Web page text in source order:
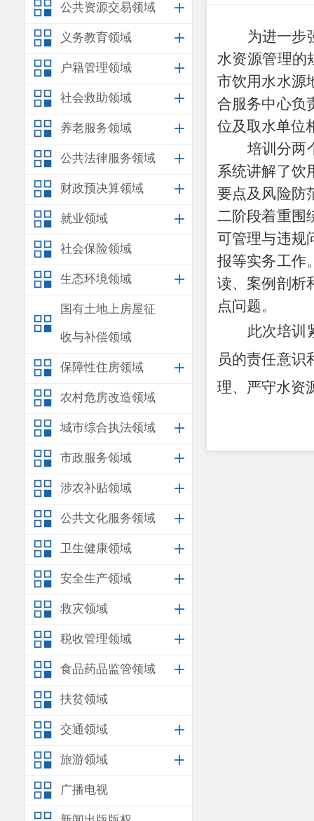
公共资源交易领域
义务教育领域
户籍管理领域
社会救助领域
养老服务领域
公共法律服务领域
财政预决算领域
就业领域
社会保险领域
生态环境领域
国有土地上房屋征
收与补偿领域
保障性住房领域
农村危房改造领域
城市综合执法领域
市政服务领域
涉农补贴领域
公共文化服务领域
卫生健康领域
安全生产领域
救灾领域
税收管理领域
食品药品监管领域
扶贫领域
交通领域
旅游领域
广播电视
为进一步
水资源管理的
市饮用水水源
合服务中心负
位及取水单位
培训分两
系统讲解了饮
要点及风险防
二阶段着重围
可管理与违规
报等实务工作
读、案例剖析
点问题。
此次培训
员的责任意识
理、严守水资